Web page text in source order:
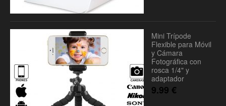
Mini Trípode
Flexible para Móvil
y Cámara
Fotográfica con
rosca 1/4" y
adaptador
9.99 €